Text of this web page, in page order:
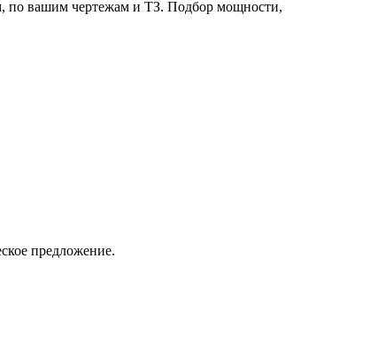
по вашим чертежам и ТЗ. Подбор мощности,
предложение.